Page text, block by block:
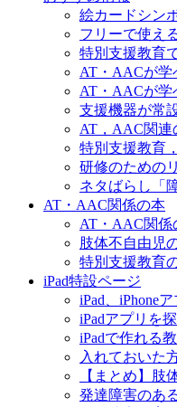
絵カードシン
フリーで使え
特別支援教育
AT・AACが学
AT・AACが学
支援機器が常
AT，AAC関連
特別支援教育
研修のための
ネタばらし「
AT・AAC関係の本
AT・AAC関係
肢体不自由児
特別支援教育
iPad特設ページ
iPad、iPhone
iPadアプリを
iPadで作れる
入れておいた
【まとめ】肢
発達障害のあ